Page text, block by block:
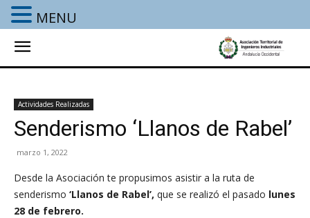
Actividades Realizadas
Senderismo ‘Llanos de Rabel’
marzo 1, 2022
Desde la Asociación te propusimos asistir a la ruta de
senderismo ‘Llanos de Rabel’, que se realizó el pasado lunes
28 de febrero.
MENU